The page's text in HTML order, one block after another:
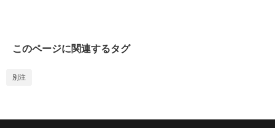
このページに関連するタグ
別注